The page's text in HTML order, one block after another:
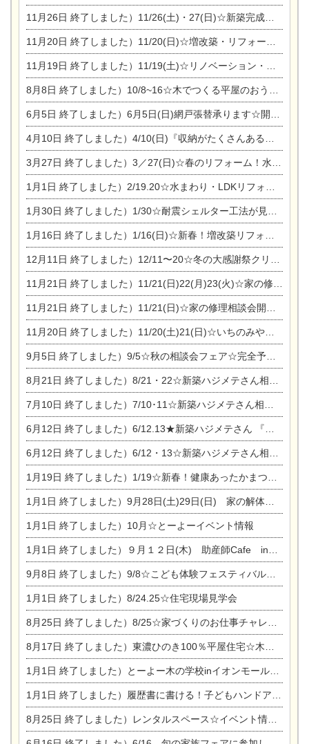
11月26日 終了しました）11/26(土)・27(日)☆新築完成見学会 in一宮市あずら
11月20日 終了しました）11/20(日)☆増改築・リフォームまつり＆秋の味覚まつり＆芸術祭
11月19日 終了しました）11/19(土)☆リノベーション・家の修理まつり＆増改築・リフォームまつりin扶桑ゴルフ
8月8日 終了しました）10/8~16☆木でつくる平屋のおうちのつくり方【完全予約制】
6月5日 終了しました）6月5日(日)網戸張替承ります☆開催！
4月10日 終了しました）4/10(日)『収納がたくさんあるおうち現場見学会』
3月27日 終了しました）3／27(日)☆春のリフォーム！水まわりLDKリフォーム相談会&今がチャンス！エアコン相談会
1月1日 終了しました）2/19.20☆水まわり・LDKリフォーム相談会＆エアコン相談会
1月30日 終了しました）1/30☆耐震シェルター工法が見れる完成見学会
1月16日 終了しました）1/16(日)☆新春！増改築リフォーム&家の修理まつり
12月11日 終了しました）12/11〜20☆冬の大感謝祭クリスマス相談会開催
11月21日 終了しました）11/21(日)22(月)23(火)☆家の修理まつり＆増改築リフォーム相談会
11月21日 終了しました）11/21(日)☆家の修理相談会開催 in 扶桑オークビレッジ
11月20日 終了しました）11/20(土)21(日)☆いちのみや逸品市に出店します【ひのきのバラ販売】
9月5日 終了しました）9/5☆秋の相談会フェア☆完全予約制
8月21日 終了しました）8/21・22☆新築ハジメテさん相談会 『集まれ！農地に家を建てたい人！』
7月10日 終了しました）7/10･11☆新築ハジメテさん相談会 『集まれ！農地に家を建てたい人！』完全予約制
6月12日 終了しました）6/12.13★新築ハジメテさん 『木の家 現場体感見学会』
6月12日 終了しました）6/12・13☆新築ハジメテさん相談会『今ある土地に家を建てる際の注意点』
1月19日 終了しました）1/19☆新春！健康あったかまつり＆増改築リフォームまつり
1月1日 終了しました）9月28日(土)29日(日) 家の解体なんでも相談会
1月1日 終了しました）10月☆とーよーイベント情報
1月1日 終了しました）９月１２日(木) 助産師Cafe in東陽住建
9月8日 終了しました）9/8☆こども体験フェスティバル☆一宮市民会館
1月1日 終了しました）8/24.25☆住宅現場見学会
8月25日 終了しました）8/25☆家づくりのお仕事チャレンジ
8月17日 終了しました）東濃ひのき100％平屋住宅☆木の家完成見学会
1月1日 終了しました）とーよー木の学校inイオンモール木曽川
1月1日 終了しました）履歴書に書ける！子どもハンドアロマ講座☆
8月25日 終了しました）レンタルスペース☆イベント情報☆チャイルドアロマセラピスト